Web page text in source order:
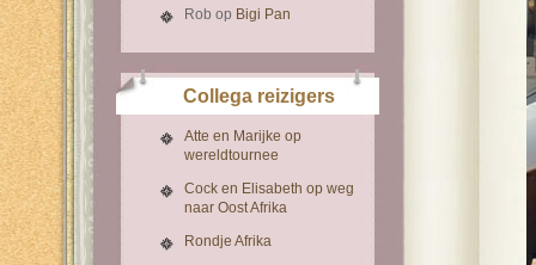
Rob op Bigi Pan
Collega reizigers
Atte en Marijke op
wereldtournee
Cock en Elisabeth op weg
naar Oost Afrika
Rondje Afrika